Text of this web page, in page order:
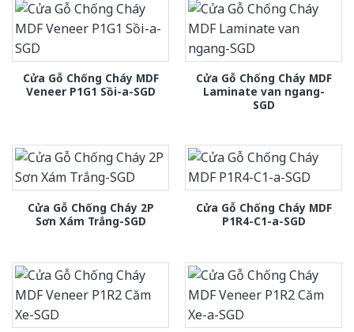
Cửa Gỗ Chống Cháy MDF
Veneer P1G1 Sồi-a-SGD
Cửa Gỗ Chống Cháy MDF
Laminate van ngang-
SGD
Cửa Gỗ Chống Cháy 2P
Sơn Xám Trắng-SGD
Cửa Gỗ Chống Cháy MDF
P1R4-C1-a-SGD